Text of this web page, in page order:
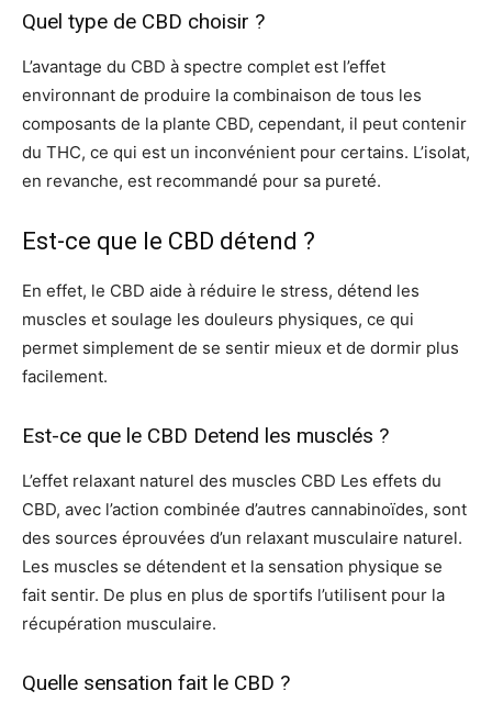
Quel type de CBD choisir ?
L’avantage du CBD à spectre complet est l’effet
environnant de produire la combinaison de tous les
composants de la plante CBD, cependant, il peut contenir
du THC, ce qui est un inconvénient pour certains. L’isolat,
en revanche, est recommandé pour sa pureté.
Est-ce que le CBD détend ?
En effet, le CBD aide à réduire le stress, détend les
muscles et soulage les douleurs physiques, ce qui
permet simplement de se sentir mieux et de dormir plus
facilement.
Est-ce que le CBD Detend les musclés ?
L’effet relaxant naturel des muscles CBD Les effets du
CBD, avec l’action combinée d’autres cannabinoïdes, sont
des sources éprouvées d’un relaxant musculaire naturel.
Les muscles se détendent et la sensation physique se
fait sentir. De plus en plus de sportifs l’utilisent pour la
récupération musculaire.
Quelle sensation fait le CBD ?